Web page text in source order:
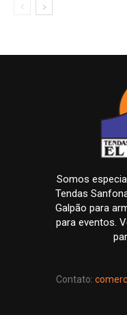
Somos
Tendas
Galpão para
para eventos.
Contato: